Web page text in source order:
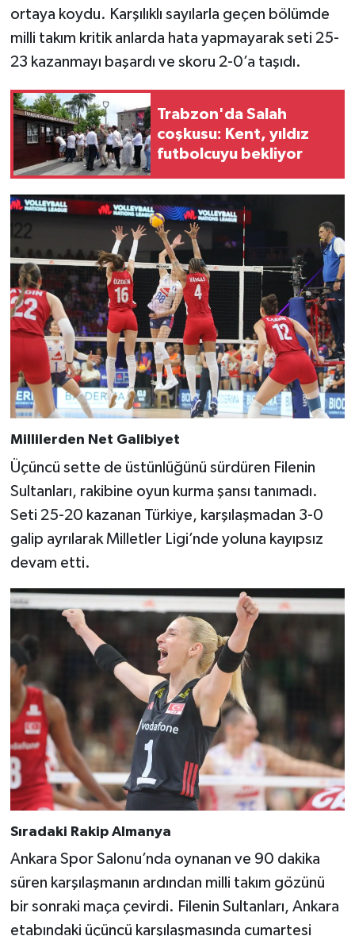
ortaya koydu. Karşılıklı sayılarla geçen bölümde
milli takım kritik anlarda hata yapmayarak seti 25-
23 kazanmayı başardı ve skoru 2-0’a taşıdı.
Trabzon'da Salah
coşkusu: Kent, yıldız
futbolcuyu bekliyor
Millilerden Net Galibiyet
Üçüncü sette de üstünlüğünü sürdüren Filenin
Sultanları, rakibine oyun kurma şansı tanımadı.
Seti 25-20 kazanan Türkiye, karşılaşmadan 3-0
galip ayrılarak Milletler Ligi’nde yoluna kayıpsız
devam etti.
Sıradaki Rakip Almanya
Ankara Spor Salonu’nda oynanan ve 90 dakika
süren karşılaşmanın ardından milli takım gözünü
bir sonraki maça çevirdi. Filenin Sultanları, Ankara
etabındaki üçüncü karşılaşmasında cumartesi